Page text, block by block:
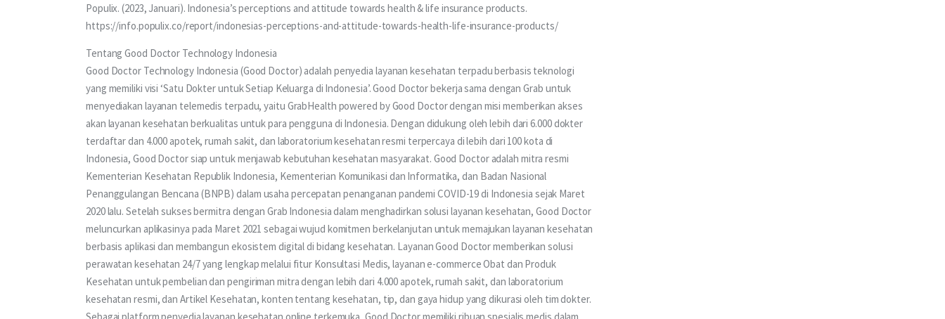
Populix. (2023, Januari). Indonesia’s perceptions and attitude towards health & life insurance products.
https://info.populix.co/report/indonesias-perceptions-and-attitude-towards-health-life-insurance-products/
Tentang Good Doctor Technology Indonesia
Good Doctor Technology Indonesia (Good Doctor) adalah penyedia layanan kesehatan terpadu berbasis teknologi
yang memiliki visi ‘Satu Dokter untuk Setiap Keluarga di Indonesia’. Good Doctor bekerja sama dengan Grab untuk
menyediakan layanan telemedis terpadu, yaitu GrabHealth powered by Good Doctor dengan misi memberikan akses
akan layanan kesehatan berkualitas untuk para pengguna di Indonesia. Dengan didukung oleh lebih dari 6.000 dokter
terdaftar dan 4.000 apotek, rumah sakit, dan laboratorium kesehatan resmi terpercaya di lebih dari 100 kota di
Indonesia, Good Doctor siap untuk menjawab kebutuhan kesehatan masyarakat. Good Doctor adalah mitra resmi
Kementerian Kesehatan Republik Indonesia, Kementerian Komunikasi dan Informatika, dan Badan Nasional
Penanggulangan Bencana (BNPB) dalam usaha percepatan penanganan pandemi COVID-19 di Indonesia sejak Maret
2020 lalu. Setelah sukses bermitra dengan Grab Indonesia dalam menghadirkan solusi layanan kesehatan, Good Doctor
meluncurkan aplikasinya pada Maret 2021 sebagai wujud komitmen berkelanjutan untuk memajukan layanan kesehatan
berbasis aplikasi dan membangun ekosistem digital di bidang kesehatan. Layanan Good Doctor memberikan solusi
perawatan kesehatan 24/7 yang lengkap melalui fitur Konsultasi Medis, layanan e-commerce Obat dan Produk
Kesehatan untuk pembelian dan pengiriman mitra dengan lebih dari 4.000 apotek, rumah sakit, dan laboratorium
kesehatan resmi, dan Artikel Kesehatan, konten tentang kesehatan, tip, dan gaya hidup yang dikurasi oleh tim dokter.